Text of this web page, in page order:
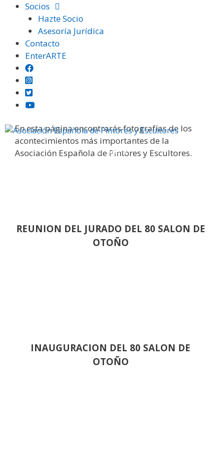
Saltar
contenido
Socios
Hazte Socio
Asesoría Jurídica
Contacto
EnterARTE
Menú
En esta página encontrarás fotografías de los
acontecimientos más importantes de la
Asociación Española de Pintores y Escultores.
REUNION DEL JURADO DEL 80 SALON DE
OTOÑO
INAUGURACION DEL 80 SALON DE
OTOÑO